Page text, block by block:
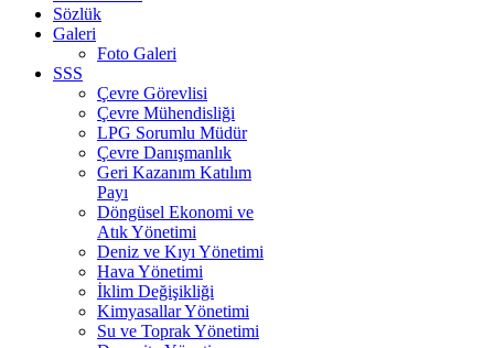
Sözlük
Galeri
Foto Galeri
SSS
Çevre Görevlisi
Çevre Mühendisliği
LPG Sorumlu Müdür
Çevre Danışmanlık
Geri Kazanım Katılım
Payı
Döngüsel Ekonomi ve
Atık Yönetimi
Deniz ve Kıyı Yönetimi
Hava Yönetimi
İklim Değişikliği
Kimyasallar Yönetimi
Su ve Toprak Yönetimi